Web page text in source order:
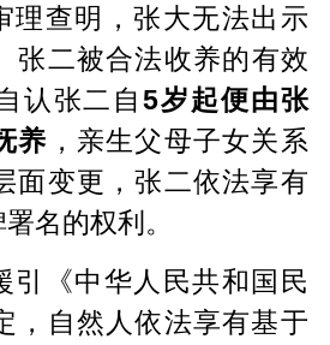
理查明，张大无法出示
张二被合法收养的有效
认张二自5岁起便由张
养 ，亲生父母子女关系
面变更，张二依法享有
名的权利。
引《中华人民共和国民
，自然人依法享有基于